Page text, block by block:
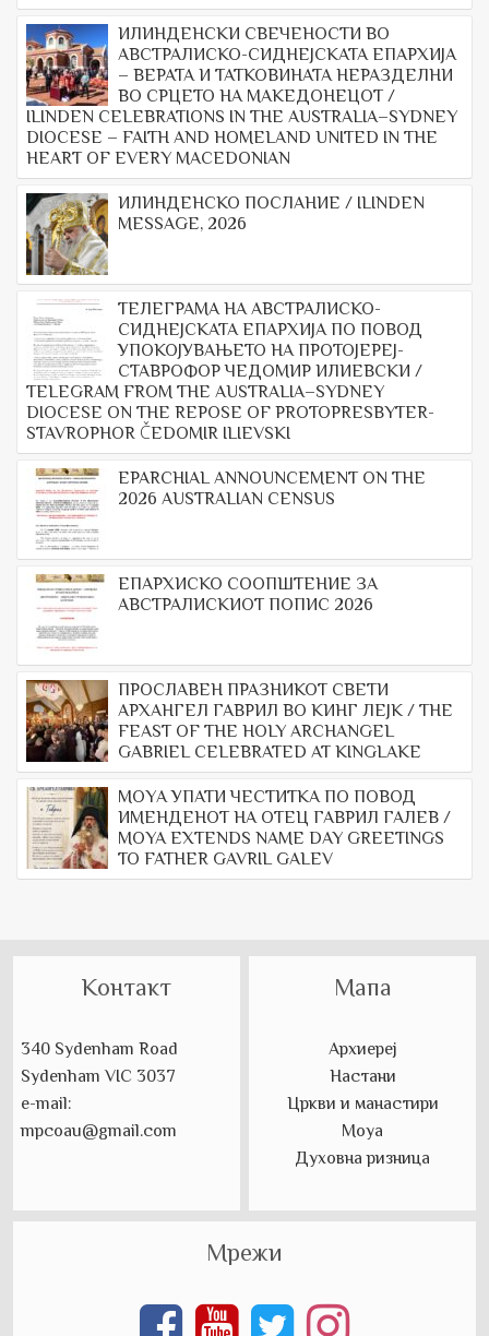
ИЛИНДЕНСКИ СВЕЧЕНОСТИ ВО
АВСТРАЛИСКО-СИДНЕЈСКАТА ЕПАРХИЈА
– ВЕРАТА И ТАТКОВИНАТА НЕРАЗДЕЛНИ
ВО СРЦЕТО НА МАКЕДОНЕЦОТ /
ILINDEN CELEBRATIONS IN THE AUSTRALIA–SYDNEY
DIOCESE – FAITH AND HOMELAND UNITED IN THE
HEART OF EVERY MACEDONIAN
ИЛИНДЕНСКО ПОСЛАНИЕ / ILINDEN
MESSAGE, 2026
ТЕЛЕГРАМА НА АВСТРАЛИСКО-
СИДНЕЈСКАТА ЕПАРХИЈА ПО ПОВОД
УПОКОЈУВАЊЕТО НА ПРОТОЈЕРЕЈ-
СТАВРОФОР ЧЕДОМИР ИЛИЕВСКИ /
TELEGRAM FROM THE AUSTRALIA–SYDNEY
DIOCESE ON THE REPOSE OF PROTOPRESBYTER-
STAVROPHOR ČEDOMIR ILIEVSKI
EPARCHIAL ANNOUNCEMENT ON THE
2026 AUSTRALIAN CENSUS
ЕПАРХИСКО СООПШТЕНИЕ ЗА
АВСТРАЛИСКИОТ ПОПИС 2026
ПРОСЛАВЕН ПРАЗНИКОТ СВЕТИ
АРХАНГЕЛ ГАВРИЛ ВО КИНГ ЛЕЈК / THE
FEAST OF THE HOLY ARCHANGEL
GABRIEL CELEBRATED AT KINGLAKE
МОYА УПАТИ ЧЕСТИТКА ПО ПОВОД
ИМЕНДЕНОТ НА ОТЕЦ ГАВРИЛ ГАЛЕВ /
MOYA EXTENDS NAME DAY GREETINGS
TO FATHER GAVRIL GALEV
Контакт
340 Sydenham Road
Sydenham VIC 3037
e-mail:
mpcoau@gmail.com
Мрежи
Мапа
Архиереј
Настани
Цркви и манастири
Моуа
Духовна ризница